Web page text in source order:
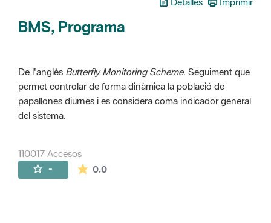
BMS, Programa
De l'anglès Butterfly Monitoring Scheme. Seguiment que
permet controlar de forma dinàmica la població de
papallones diürnes i es considera coma indicador general
del sistema.
110017 Accesos
- 0.0La valoración media es de 0 estrellas de